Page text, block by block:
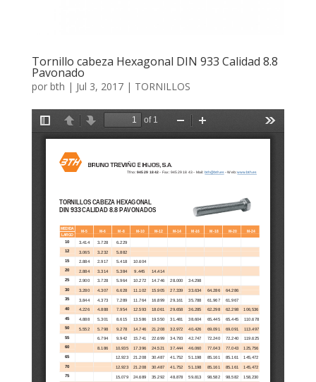
Tornillo cabeza Hexagonal DIN 933 Calidad 8.8
Pavonado
por bth | Jul 3, 2017| TORNILLOS